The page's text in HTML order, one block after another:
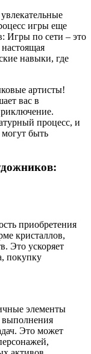
игры еще
Игры по сети – это
навыки, где
артисты!
вас в
процесс, и
быть
приобретения
кристаллов,
Это ускоряет
покупку
элементы
выполнения
Это может